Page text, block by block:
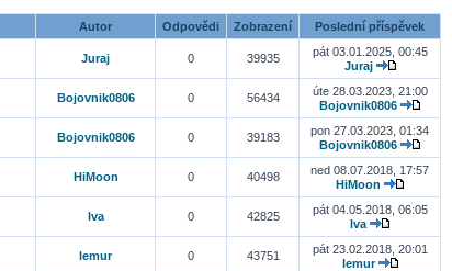
Autor Odpovědi Zobrazení Poslední příspěvek
Juraj 0 39935
pát 03.01.2025, 00:45
Juraj
Bojovnik0806 0 56434
úte 28.03.2023, 21:00
Bojovnik0806
Bojovnik0806 0 39183
pon 27.03.2023, 01:34
Bojovnik0806
HiMoon 0 40498
ned 08.07.2018, 17:57
HiMoon
lva 0 42825
pát 04.05.2018, 06:05
lva
lemur 0 43751
pát 23.02.2018, 20:01
lemur